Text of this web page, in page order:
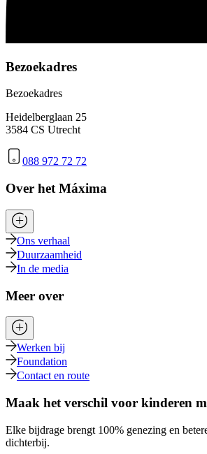
Bezoekadres
Bezoekadres
Heidelberglaan 25
3584 CS Utrecht
088 972 72 72
Over het Máxima
Ons verhaal
Duurzaamheid
In de media
Meer over
Werken bij
Foundation
Contact en route
Maak het verschil voor kinderen
Elke bijdrage brengt 100% genezing en
dichterbij.